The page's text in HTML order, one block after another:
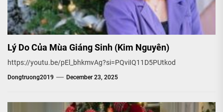
Lý Do Của Mùa Giáng Sinh (Kim Nguyên)
https://youtu.be/pEl_bhkmvAg?si=PQviIQ11D5PUtkod
Dongtruong2019 December 23, 2025